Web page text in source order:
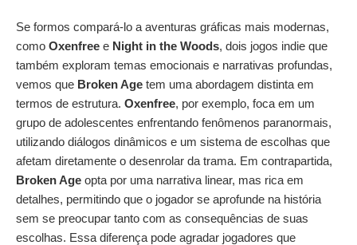
Se formos compará-lo a aventuras gráficas mais modernas,
como Oxenfree e Night in the Woods, dois jogos indie que
também exploram temas emocionais e narrativas profundas,
vemos que Broken Age tem uma abordagem distinta em
termos de estrutura. Oxenfree, por exemplo, foca em um
grupo de adolescentes enfrentando fenômenos paranormais,
utilizando diálogos dinâmicos e um sistema de escolhas que
afetam diretamente o desenrolar da trama. Em contrapartida,
Broken Age opta por uma narrativa linear, mas rica em
detalhes, permitindo que o jogador se aprofunde na história
sem se preocupar tanto com as consequências de suas
escolhas. Essa diferença pode agradar jogadores que